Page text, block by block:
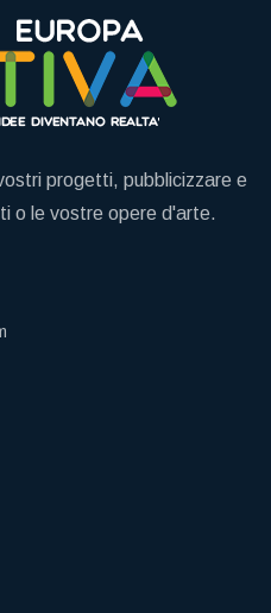
progetti, pubblicizzare e
o le vostre opere d'arte.